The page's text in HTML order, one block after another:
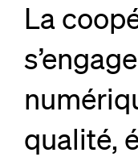
La
qualité,